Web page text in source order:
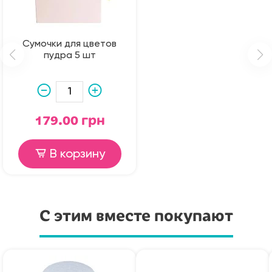
Сумочки для цветов
пудра 5 шт
179.00 грн
В корзину
С этим вместе покупают